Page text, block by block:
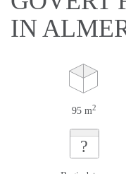
IN
95 m2
?